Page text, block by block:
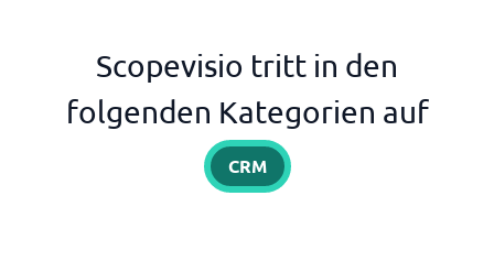
Scopevisio tritt in den
folgenden Kategorien auf
CRM